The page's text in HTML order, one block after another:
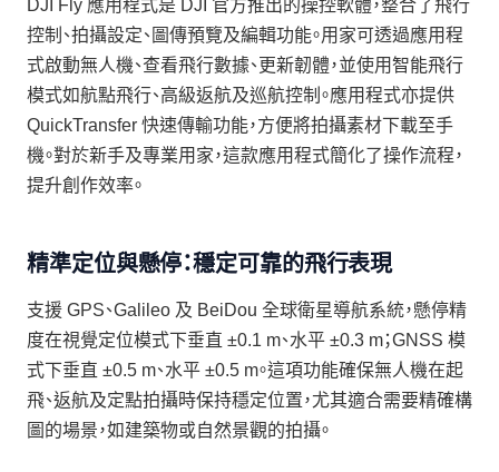
DJI Fly 應用程式是 DJI 官方推出的操控軟體，整合了飛行
控制、拍攝設定、圖傳預覽及編輯功能。用家可透過應用程
式啟動無人機、查看飛行數據、更新韌體，並使用智能飛行
模式如航點飛行、高級返航及巡航控制。應用程式亦提供
QuickTransfer 快速傳輸功能，方便將拍攝素材下載至手
機。對於新手及專業用家，這款應用程式簡化了操作流程，
提升創作效率。
精準定位與懸停：穩定可靠的飛行表現
支援 GPS、Galileo 及 BeiDou 全球衛星導航系統，懸停精
度在視覺定位模式下垂直 ±0.1 m、水平 ±0.3 m；GNSS 模
式下垂直 ±0.5 m、水平 ±0.5 m。這項功能確保無人機在起
飛、返航及定點拍攝時保持穩定位置，尤其適合需要精確構
圖的場景，如建築物或自然景觀的拍攝。